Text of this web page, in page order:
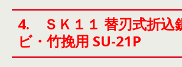
4. ＳＫ１１ 替刃式折
ビ・竹挽用 SU-21P